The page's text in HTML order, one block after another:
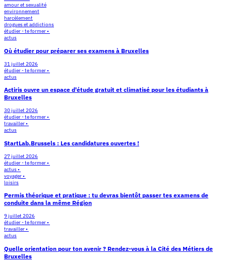
amour et sexualité
environnement
harcèlement
drogues et addictions
étudier - te former •
actus
Où étudier pour préparer ses examens à Bruxelles
31 juillet 2026
étudier - te former •
actus
Actiris ouvre un espace d'étude gratuit et climatisé pour les étudiants à
Bruxelles
30 juillet 2026
étudier - te former •
travailler •
actus
StartLab.Brussels : Les candidatures ouvertes !
27 juillet 2026
étudier - te former •
actus •
voyager •
loisirs
Permis théorique et pratique : tu devras bientôt passer tes examens de
conduite dans la même Région
9 juillet 2026
étudier - te former •
travailler •
actus
Quelle orientation pour ton avenir ? Rendez-vous à la Cité des Métiers de
Bruxelles